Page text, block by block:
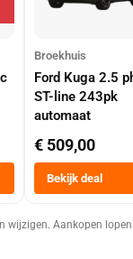
Broekhuis
Ford Kuga 2.5
ST-line 243pk
automaat
€ 509,00
Bekijk deal
wijzigen. Aankopen